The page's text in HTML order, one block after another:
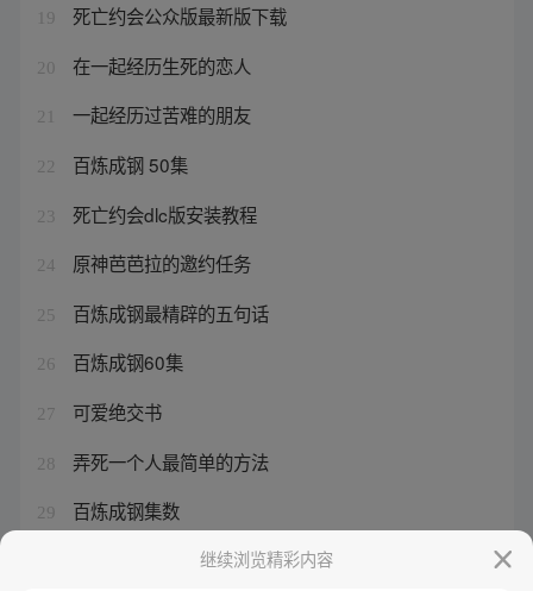
19 死亡约会公众版最新版下载
20 在一起经历生死的恋人
21 一起经历过苦难的朋友
22 百炼成钢 50集
23 死亡约会dlc版安装教程
24 原神芭芭拉的邀约任务
25 百炼成钢最精辟的五句话
26 百炼成钢60集
27 可爱绝交书
28 弄死一个人最简单的方法
29 百炼成钢集数
继续浏览精彩内容